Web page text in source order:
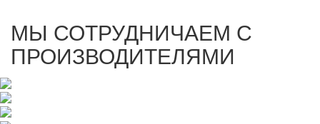
МЫ СОТРУДНИЧАЕМ С
ПРОИЗВОДИТЕЛЯМИ